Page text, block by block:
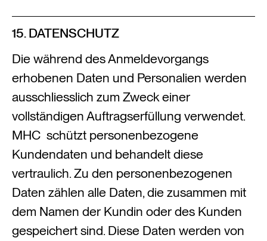
15. DATENSCHUTZ
Die während des Anmeldevorgangs
erhobenen Daten und Personalien werden
ausschliesslich zum Zweck einer
vollständigen Auftragserfüllung verwendet.
MHC schützt personenbezogene
Kundendaten und behandelt diese
vertraulich. Zu den personenbezogenen
Daten zählen alle Daten, die zusammen mit
dem Namen der Kundin oder des Kunden
gespeichert sind. Diese Daten werden von